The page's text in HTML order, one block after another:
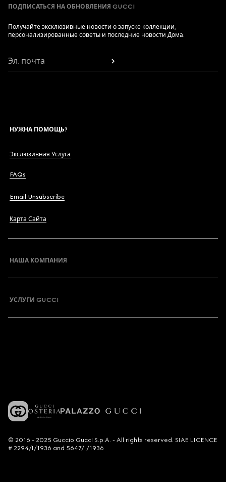
ПОДПИСАТЬСЯ НА ОБНОВЛЕНИЯ GUCCI
Получайте эксклюзивные новости о запуске коллекции,
персонализированные советы и последние новости Дома.
Эл. почта
НУЖНА ПОМОЩЬ?
Экслюзивная Услуга
FAQs
Email Unsubscribe
Карта Сайта
НАША КОМПАНИЯ
УСЛУГИ GUCCI
© 2016 - 2025 Guccio Gucci S.p.A. - All rights reserved. SIAE LICENCE
# 2294/I/1936 and 5647/I/1936